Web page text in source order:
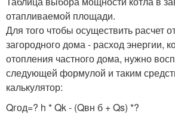
отапливаемой площади.
Для того чтобы осуществить расчет
загородного дома - расход энергии,
отопления частного дома, нужно
следующей формулой и таким
калькулятор:
Qгод=? h * Qk - (Qвн б + Qs) *?